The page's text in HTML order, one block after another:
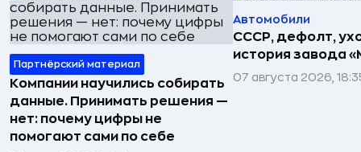
Партнёрский материал
Компании научились собирать
данные. Принимать решения —
нет: почему цифры не
помогают сами по себе
Автомобили
СССР, дефолт,
история завода
07 августа 2026,